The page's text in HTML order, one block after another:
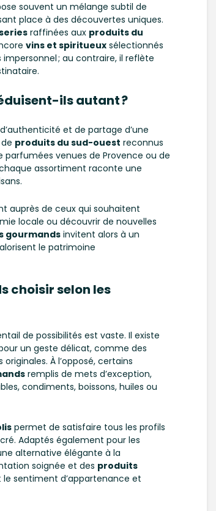
souvent un mélange subtil de
place à des découvertes uniques.
raffinées aux produits du
vins et spiritueux sélectionnés
impersonnel ; au contraire, il reflète
ils autant ?
et de partage d’une
produits du sud-ouest reconnus
parfumées venues de Provence ou de
assortiment raconte une
auprès de ceux qui souhaitent
locale ou découvrir de nouvelles
gourmands invitent alors à un
le patrimoine
choisir selon les
de possibilités est vaste. Il existe
un geste délicat, comme des
À l’opposé, certains
remplis de mets d’exception,
condiments, boissons, huiles ou
permet de satisfaire tous les profils
Adaptés également pour les
alternative élégante à la
soignée et des produits
sentiment d’appartenance et